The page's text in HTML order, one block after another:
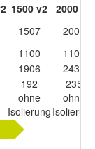
1500 v2 2000 v2
1507
2007
1100
1100
1906
2436
192
ohne
Isolierung
235
ohne
Isolierung